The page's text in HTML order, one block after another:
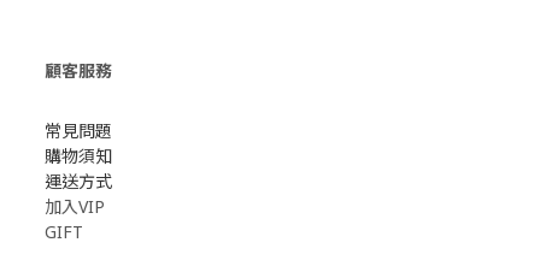
顧客服務
常見問題
購物須知
運送方式
加入VIP
GIFT